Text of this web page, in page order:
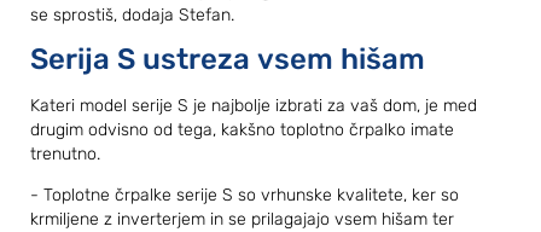
se sprostiš, dodaja Stefan.
Serija S ustreza vsem hišam
Kateri model serije S je najbolje izbrati za vaš dom, je med
drugim odvisno od tega, kakšno toplotno črpalko imate
trenutno.
- Toplotne črpalke serije S so vrhunske kvalitete, ker so
krmiljene z inverterjem in se prilagajajo vsem hišam ter